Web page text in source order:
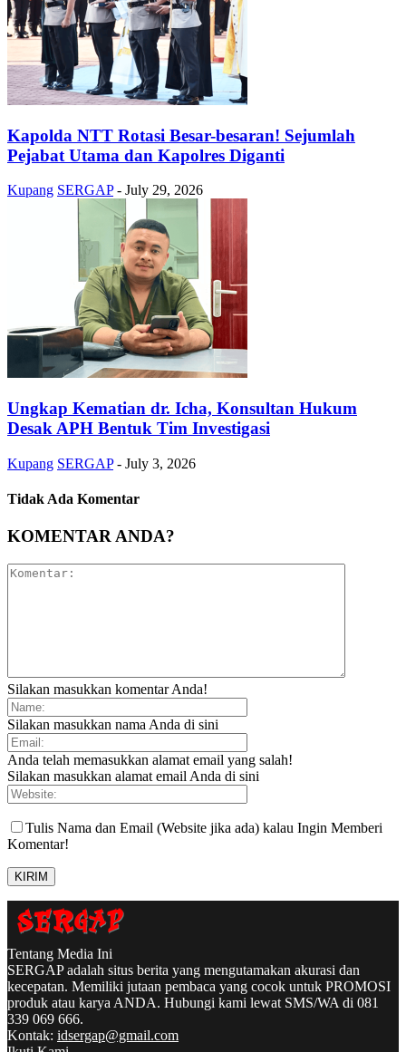
Kapolda NTT Rotasi Besar-besaran! Sejumlah
Pejabat Utama dan Kapolres Diganti
Kupang SERGAP - July 29, 2026
Ungkap Kematian dr. Icha, Konsultan Hukum
Desak APH Bentuk Tim Investigasi
Kupang SERGAP - July 3, 2026
Tidak Ada Komentar
KOMENTAR ANDA?
Silakan masukkan komentar Anda!
Silakan masukkan nama Anda di sini
Anda telah memasukkan alamat email yang salah!
Silakan masukkan alamat email Anda di sini
Tulis Nama dan Email (Website jika ada) kalau Ingin Memberi
Komentar!
Tentang Media Ini
SERGAP adalah situs berita yang mengutamakan akurasi dan
kecepatan. Memiliki jutaan pembaca yang cocok untuk PROMOSI
produk atau karya ANDA. Hubungi kami lewat SMS/WA di 081
339 069 666.
Kontak: idsergap@gmail.com